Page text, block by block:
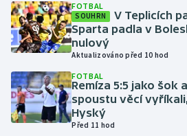
Moderní pětiboj
Olympijské hry
Parasport
FOTBAL
SOUHRN
V Teplicích
Sparta padla v
nulový
Aktualizováno před 10 hod
FOTBAL
Remíza 5:5 jako šok
spoustu věcí
Hyský
Před 11 hod